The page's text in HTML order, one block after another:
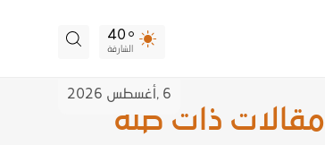
40
الشارقة
6 , أغسطس 2026
مقالات ذات صلة